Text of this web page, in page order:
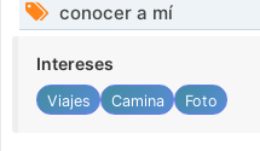
conocer a mí
Intereses
Viajes Camina Foto